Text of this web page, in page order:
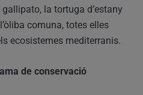
la tortuga d’estany
comuna, totes elles
ecosistemes mediterranis.
de conservació